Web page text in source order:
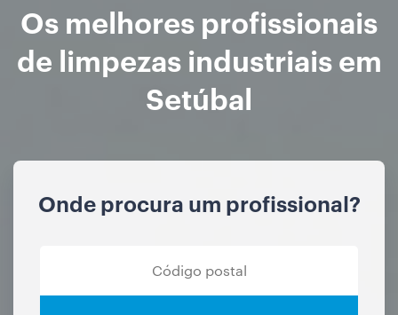
Os melhores profissionais
de limpezas industriais em
Setúbal
Onde procura um profissional?